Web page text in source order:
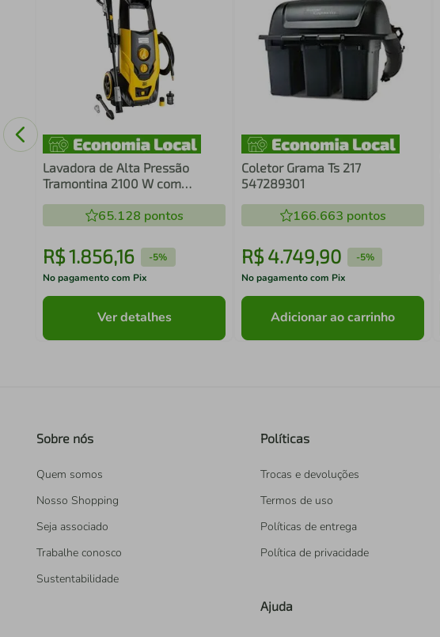
Lavadora de Alta Pressão
Tramontina 2100 W com
Jato Regulável 2100 psi
65.128 pontos
R$1.856,16 -5%
No pagamento com Pix
Ver detalhes
Coletor Grama Ts 217
547289301
166.663 pontos
R$ 4.749,90 -5%
No pagamento com Pix
Adicionar ao carrinho
Sobre nós
Quem somos
Nosso Shopping
Seja associado
Trabalhe conosco
Sustentabilidade
Políticas
Trocas e devoluções
Termos de uso
Políticas de entrega
Política de privacidade
Ajuda